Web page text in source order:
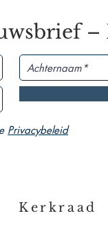
–
Privacybeleid
Kerkraad